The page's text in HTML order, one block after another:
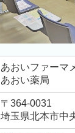
あおいファーマ
あおい薬局
〒364-0031
埼玉県北本市中